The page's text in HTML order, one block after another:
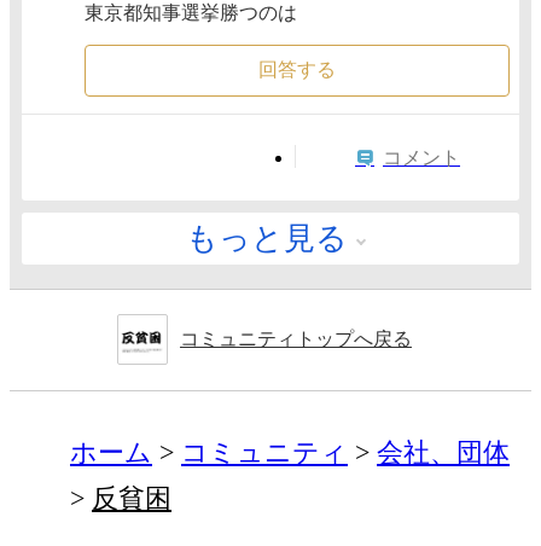
東京都知事選挙勝つのは
回答する
コメント
もっと見る
コミュニティトップへ戻る
ホーム コミュニティ
会社、団体
反貧困